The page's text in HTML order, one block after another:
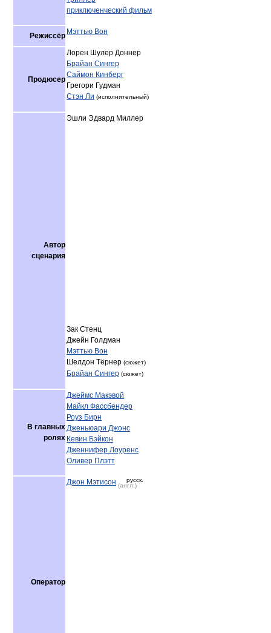
приключенческий фильм
Режиссёр Мэттью Вон
Продюсер
Лорен Шулер Доннер
Брайан Сингер
Саймон Кинберг
Грегори Гудман
Стэн Ли (исполнительный)
Автор
сценария
Эшли Эдвард Миллер
Зак Стенц
Джейн Голдман
Мэттью Вон
Шелдон Тёрнер (сюжет)
Брайан Сингер (сюжет)
В главных
ролях
Джеймс Макэвой
Майкл Фассбендер
Роуз Бирн
Дженьюари Джонс
Кевин Бэйкон
Дженнифер Лоуренс
Оливер Плэтт
Оператор
Джон Мэтисон (англ.)
русск.